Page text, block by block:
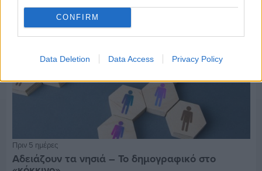
CONFIRM
Data Deletion Data Access Privacy Policy
Πριν 5 ημέρες
Αδειάζουν τα νησιά – Το δημογραφικό στο